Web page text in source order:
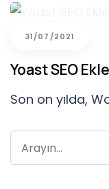
31/07/2021
Yoast SEO
Son on yılda,